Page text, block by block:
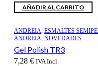
AÑADIR AL CARRITO
ANDREIA, ESMALTES
ANDREIA, NOVEDADES
Gel Polish TR3
7,28 € IVA Incl.